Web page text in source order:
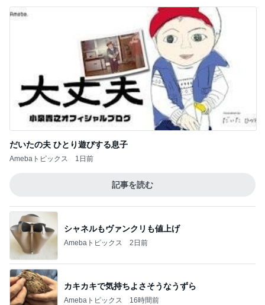
だいたの夫 ひとり遊びする息子
Amebaトピックス 1日前
記事を読む
シャネルもヴァンクリも値上げ
Amebaトピックス 2日前
カキカキで気持ちよさそうなうずら
Amebaトピックス 16時間前